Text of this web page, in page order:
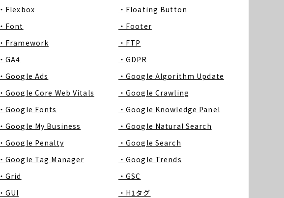
・Flexbox
・Floating Button
・Font
・Footer
・Framework
・FTP
・GA4
・GDPR
・Google Ads
・Google Algorithm Update
・Google Core Web Vitals
・Google Crawling
・Google Fonts
・Google Knowledge Panel
・Google My Business
・Google Natural Search
・Google Penalty
・Google Search
・Google Tag Manager
・Google Trends
・Grid
・GSC
・GUI
・H1タグ